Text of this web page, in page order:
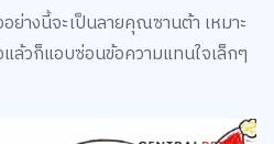
ย่างนี้จะเป็นลายคุณซานต้า เหมาะ
ล้วก็แอบซ่อนข้อความแทนใจเล็กๆ